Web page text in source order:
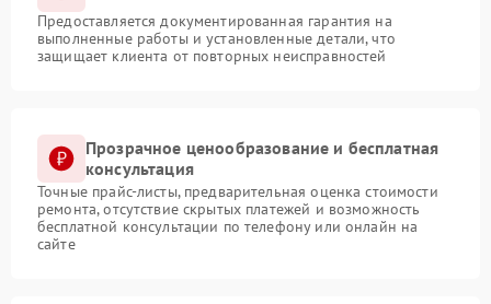
Предоставляется документированная гарантия на
выполненные работы и установленные детали, что
защищает клиента от повторных неисправностей
Прозрачное ценообразование и бесплатная
консультация
Точные прайс-листы, предварительная оценка стоимости
ремонта, отсутствие скрытых платежей и возможность
бесплатной консультации по телефону или онлайн на
сайте